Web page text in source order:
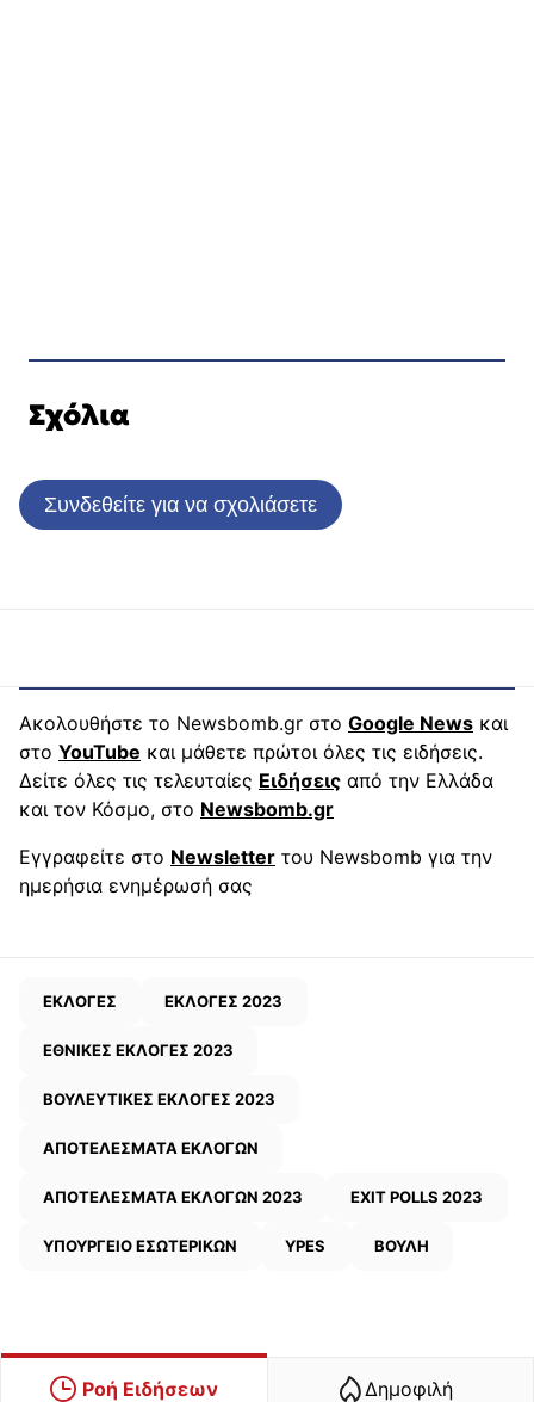
Σχόλια
Συνδεθείτε για να σχολιάσετε
Ακολουθήστε το Newsbomb.gr στο Google News και
στο YouTube και μάθετε πρώτοι όλες τις ειδήσεις.
Δείτε όλες τις τελευταίες Ειδήσεις από την Ελλάδα
και τον Κόσμο, στο Newsbomb.gr
Εγγραφείτε στο Newsletter του Newsbomb για την
ημερήσια ενημέρωσή σας
ΕΚΛΟΓΕΣ ΕΚΛΟΓΕΣ 2023
ΕΘΝΙΚΕΣ ΕΚΛΟΓΕΣ 2023
ΒΟΥΛΕΥΤΙΚΕΣ ΕΚΛΟΓΕΣ 2023
ΑΠΟΤΕΛΕΣΜΑΤΑ ΕΚΛΟΓΩΝ
ΑΠΟΤΕΛΕΣΜΑΤΑ ΕΚΛΟΓΩΝ 2023 EXIT POLLS 2023
ΥΠΟΥΡΓΕΙΟ ΕΣΩΤΕΡΙΚΩΝ YPES ΒΟΥΛΗ
Ροή Ειδήσεων Δημοφιλή